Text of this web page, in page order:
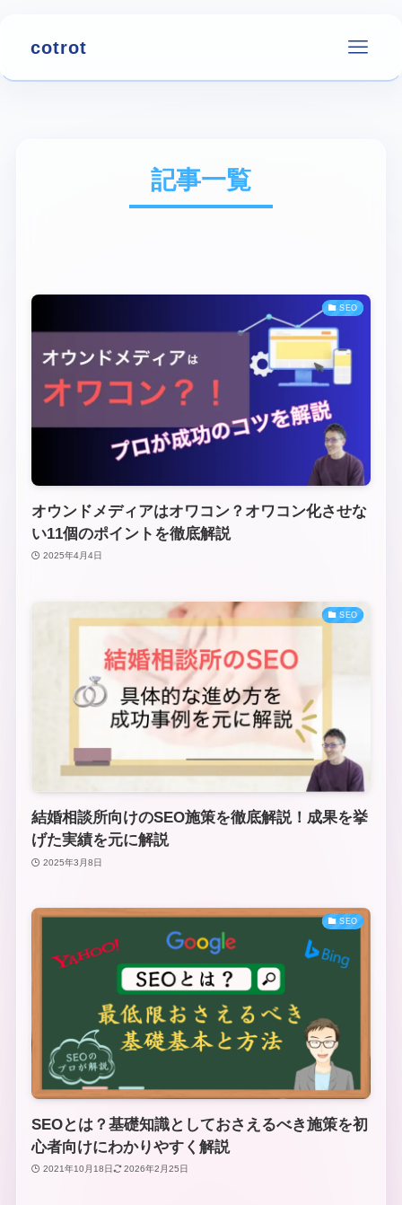
cotrot
記事一覧
SEO
オウンドメディアはオワコン？オワコン化させな
い11個のポイントを徹底解説
2025年4月4日
SEO
結婚相談所向けのSEO施策を徹底解説！成果を挙
げた実績を元に解説
2025年3月8日
SEO
SEOとは？基礎知識としておさえるべき施策を初
心者向けにわかりやすく解説
2021年10月18日 2026年2月25日